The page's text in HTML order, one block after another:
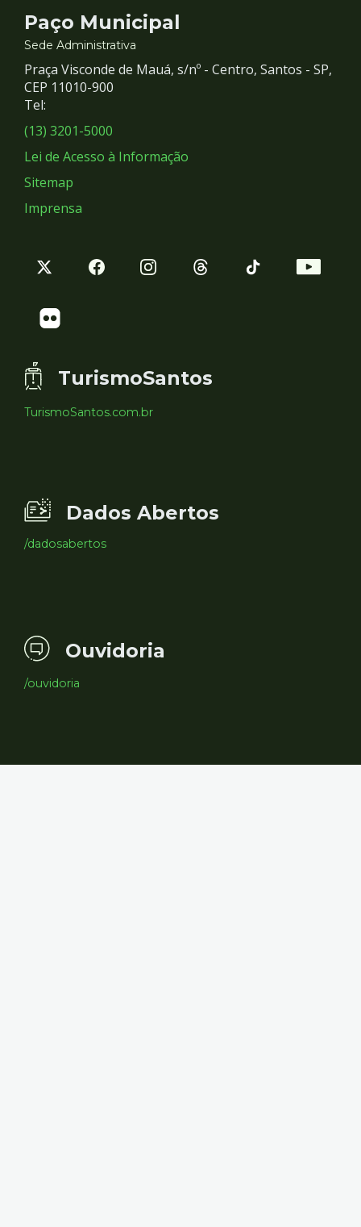
Contato
e
Redes
Sociais
Paço Municipal
Sede Administrativa
Praça Visconde de Mauá, s/nº - Centro, Santos - SP,
CEP 11010-900
Tel:
(13) 3201-5000
Lei de Acesso à Informação
Sitemap
Imprensa
TurismoSantos
TurismoSantos.com.br
Dados Abertos
/dadosabertos
Ouvidoria
/ouvidoria